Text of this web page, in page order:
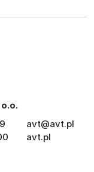
avt@avt.pl
avt.pl